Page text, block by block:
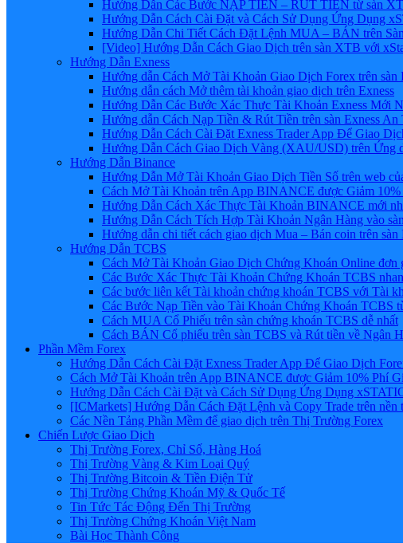
Hướng Dẫn Các Bước NẠP TIỀN – RÚT TIỀN từ sàn
Hướng Dẫn Cách Cài Đặt và Cách Sử Dụng Ứng Dụng
Hướng Dẫn Chi Tiết Cách Đặt Lệnh MUA – BÁN trên
[Video] Hướng Dẫn Cách Giao Dịch trên sàn XTB với
Hướng Dẫn Exness
Hướng dẫn Cách Mở Tài Khoản Giao Dịch Forex trên sàn
Hướng dẫn cách Mở thêm tài khoản giao dịch trên Exness
Hướng Dẫn Các Bước Xác Thực Tài Khoản Exness Mới
Hướng dẫn Cách Nạp Tiền & Rút Tiền trên sàn Exness An
Hướng Dẫn Cách Cài Đặt Exness Trader App Để Giao
Hướng Dẫn Cách Giao Dịch Vàng (XAU/USD) trên Ứng
Hướng Dẫn Binance
Hướng Dẫn Mở Tài Khoản Giao Dịch Tiền Số trên web
Cách Mở Tài Khoản trên App BINANCE được Giảm
Hướng Dẫn Cách Xác Thực Tài Khoản BINANCE mới
Hướng Dẫn Cách Tích Hợp Tài Khoản Ngân Hàng vào
Hướng dẫn chi tiết cách giao dịch Mua – Bán coin trên
Hướng Dẫn TCBS
Cách Mở Tài Khoản Giao Dịch Chứng Khoán Online đơn
Các Bước Xác Thực Tài Khoản Chứng Khoán TCBS
Các bước liên kết Tài khoản chứng khoán TCBS với Tài
Các Bước Nạp Tiền vào Tài Khoản Chứng Khoán TCBS
Cách MUA Cổ Phiếu trên sàn chứng khoán TCBS dễ nhất
Cách BÁN Cổ phiếu trên sàn TCBS và Rút tiền về Ngân
Phần Mềm Forex
Hướng Dẫn Cách Cài Đặt Exness Trader App Để Giao Dịch
Cách Mở Tài Khoản trên App BINANCE được Giảm 10% Phí
Hướng Dẫn Cách Cài Đặt và Cách Sử Dụng Ứng Dụng
[ICMarkets] Hướng Dẫn Cách Đặt Lệnh và Copy Trade trên nền
Các Nền Tảng Phần Mềm để giao dịch trên Thị Trường Forex
Chiến Lược Giao Dịch
Thị Trường Forex, Chỉ Số, Hàng Hoá
Thị Trường Vàng & Kim Loại Quý
Thị Trường Bitcoin & Tiền Điện Tử
Thị Trường Chứng Khoán Mỹ & Quốc Tế
Tin Tức Tác Động Đến Thị Trường
Thị Trường Chứng Khoán Việt Nam
Bài Học Thành Công